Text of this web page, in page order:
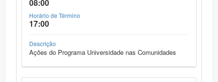
08:00
Horário de Término
17:00
Descrição
Ações do Programa Universidade nas Comunidades